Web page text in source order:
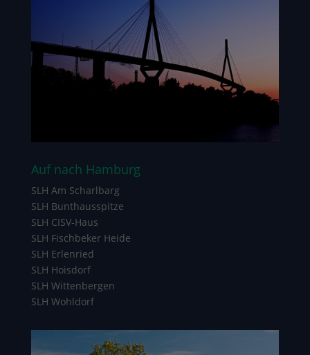
Auf nach Hamburg
SLH Am Scharlbarg
SLH Bunthausspitze
SLH CISV-Haus
SLH Fischbeker Heide
SLH Erlenried
SLH Hoisdorf
SLH Wittenbergen
SLH Wohldorf